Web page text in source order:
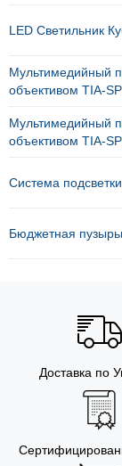
LED Светильник
Мультимедийный
объективом TIA-
Мультимедийный
объективом TIA-
Система
Бюджетная
Доставка по